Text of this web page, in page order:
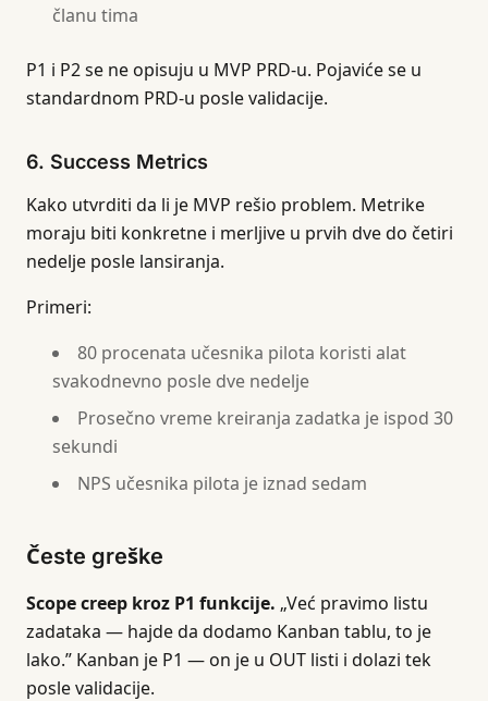
članu tima
P1 i P2 se ne opisuju u MVP PRD-u. Pojaviće se u
standardnom PRD-u posle validacije.
6. Success Metrics
Kako utvrditi da li je MVP rešio problem. Metrike
moraju biti konkretne i merljive u prvih dve do četiri
nedelje posle lansiranja.
Primeri:
80 procenata učesnika pilota koristi alat
svakodnevno posle dve nedelje
Prosečno vreme kreiranja zadatka je ispod 30
sekundi
NPS učesnika pilota je iznad sedam
Česte greške
Scope creep kroz P1 funkcije. „Već pravimo listu
zadataka — hajde da dodamo Kanban tablu, to je
lako.” Kanban je P1 — on je u OUT listi i dolazi tek
posle validacije.